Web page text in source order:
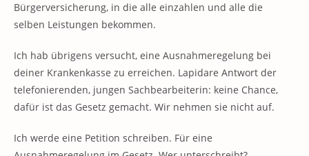
Bürgerversicherung, in die alle einzahlen und alle die
selben Leistungen bekommen.
Ich hab übrigens versucht, eine Ausnahmeregelung bei
deiner Krankenkasse zu erreichen. Lapidare Antwort der
telefonierenden, jungen Sachbearbeiterin: keine Chance,
dafür ist das Gesetz gemacht. Wir nehmen sie nicht auf.
Ich werde eine Petition schreiben. Für eine